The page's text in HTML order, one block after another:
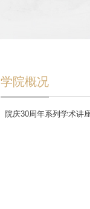
学院概况
院庆30周年系列学术讲